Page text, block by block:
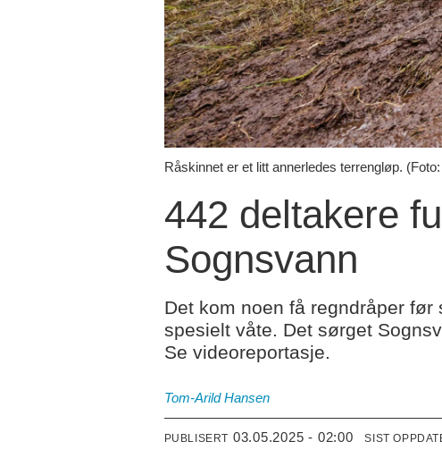
Råskinnet er et litt annerledes terrengløp.
442 deltakere
Sognsvann
Det kom noen få regndråper
spesielt våte. Det sørget
Se videoreportasje.
Tom-Arild Hansen
PUBLISERT 03.05.2025 - 02:00 SIST